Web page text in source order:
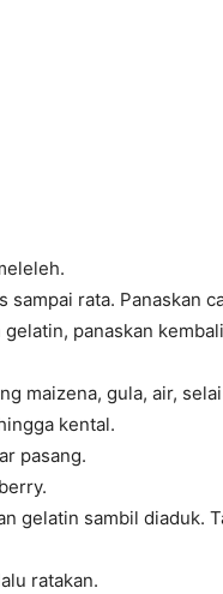
sampai rata. Panaskan
panaskan
maizena, gula, air,
kental.
pasang.
gelatin sambil diaduk.
ratakan.